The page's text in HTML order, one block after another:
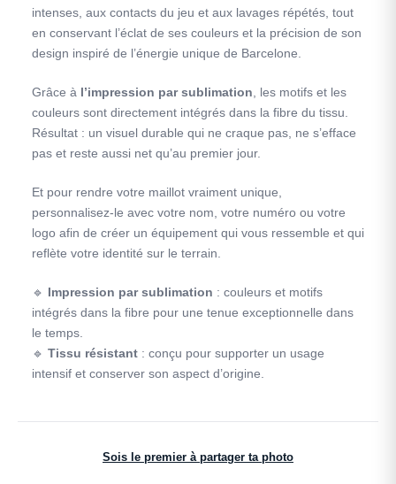
intenses, aux contacts du jeu et aux lavages répétés, tout
en conservant l’éclat de ses couleurs et la précision de son
design inspiré de l’énergie unique de Barcelone.
Grâce à l’impression par sublimation , les motifs et les
couleurs sont directement intégrés dans la fibre du tissu.
Résultat : un visuel durable qui ne craque pas, ne s’efface
pas et reste aussi net qu’au premier jour.
Et pour rendre votre maillot vraiment unique,
personnalisez-le avec votre nom, votre numéro ou votre
logo afin de créer un équipement qui vous ressemble et qui
reflète votre identité sur le terrain.
🔹 Impression par sublimation : couleurs et motifs
intégrés dans la fibre pour une tenue exceptionnelle dans
le temps.
🔹 Tissu résistant : conçu pour supporter un usage
intensif et conserver son aspect d’origine.
Sois le premier à partager ta photo